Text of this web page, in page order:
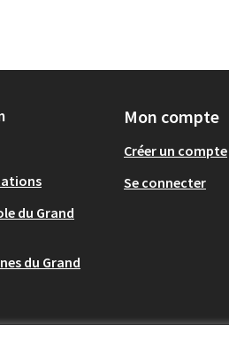
du Grand
du Grand
Mon compte
Créer un compte
Se connecter